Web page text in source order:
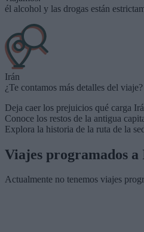
él alcohol y las drogas están
Irán
¿Te contamos más detalles del viaje?
Deja caer los prejuicios qué carga
Conoce los restos de la antigua
Explora la historia de la ruta de la
Viajes programados a
Actualmente no tenemos viajes